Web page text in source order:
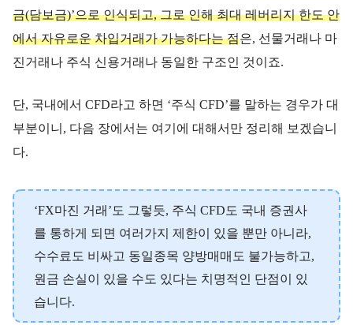
금(담보금)’으로 인식되고, 그로 인해 최대 레버리지 한도 안
에서 자유로운 차입거래가 가능하다는 점은, 선물거래나 마
진거래나 주식 신용거래나 동일한 구조인 것이죠.
단, 국내에서 CFD라고 하면 ‘주식 CFD’를 말하는 경우가 대
부분이니, 다음 장에서는 여기에 대해서만 정리해 보겠습니
다.
‘FX마진 거래’도 그렇듯, 주식 CFD도 국내 증권사
를 통하게 되면 여러가지 제한이 있을 뿐만 아니라,
수수료도 비싸고 동일종목 양방매매도 불가능하고,
원금 손실이 있을 수도 있다는 치명적인 단점이 있
습니다.